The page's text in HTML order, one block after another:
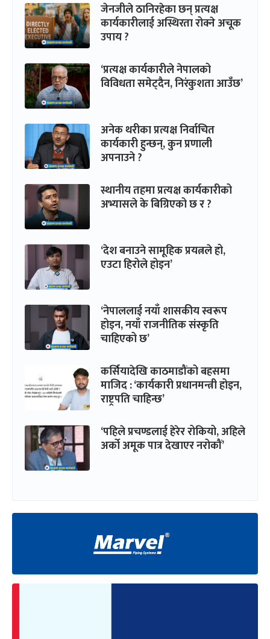
जेनजीले ठानिरहेका छन् प्रत्यक्ष
कार्यकारीलाई अस्थिरता रोक्ने अचूक
उपाय ?
‘प्रत्यक्ष कार्यकारीले नेपालको
विविधता समेट्दैन, निरंकुशता आउँछ’
अनेक थरीका प्रत्यक्ष निर्वाचित
कार्यकारी हुन्छन्, कुन प्रणाली
अपनाउने ?
स्थानीय तहमा प्रत्यक्ष कार्यकारीको
अभ्यासले के बिग्रिएको छ र ?
‘देश बनाउने सामूहिक प्रयत्नले हो,
एउटा हिरोले होइन’
‘नेपाललाई नयाँ शासकीय स्वरूप
होइन, नयाँ राजनीतिक संस्कृति
चाहिएको छ’
कर्सियादेखि काठमाडौंको बहसमा
माजिद : ‘कार्यकारी प्रधानमन्त्री होइन,
राष्ट्रपति चाहिन्छ’
‘पहिले प्रचण्डलाई हेरेर रोकियो, अहिले
अर्को अमूक पात्र देखाएर नरोकौं’